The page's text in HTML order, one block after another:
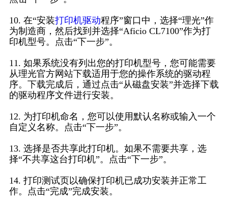
10. 在“安装打印机驱动程序”窗口中，选择“理光”作
为制造商，然后找到并选择“Aficio CL7100”作为打
印机型号。点击“下一步”。
11. 如果系统没有列出您的打印机型号，您可能需要
从理光官方网站下载适用于您的操作系统的驱动程
序。下载完成后，通过点击“从磁盘安装”并选择下载
的驱动程序文件进行安装。
12. 为打印机命名，您可以使用默认名称或输入一个
自定义名称。点击“下一步”。
13. 选择是否共享此打印机。如果不需要共享，选
择“不共享这台打印机”。点击“下一步”。
14. 打印测试页以确保打印机已成功安装并正常工
作。点击“完成”完成安装。